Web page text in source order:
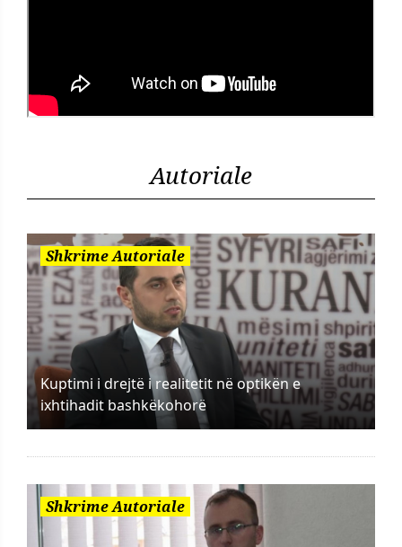
Autoriale
Shkrime Autoriale
Kuptimi i drejtë i realitetit në optikën e
ixhtihadit bashkëkohorë
Shkrime Autoriale